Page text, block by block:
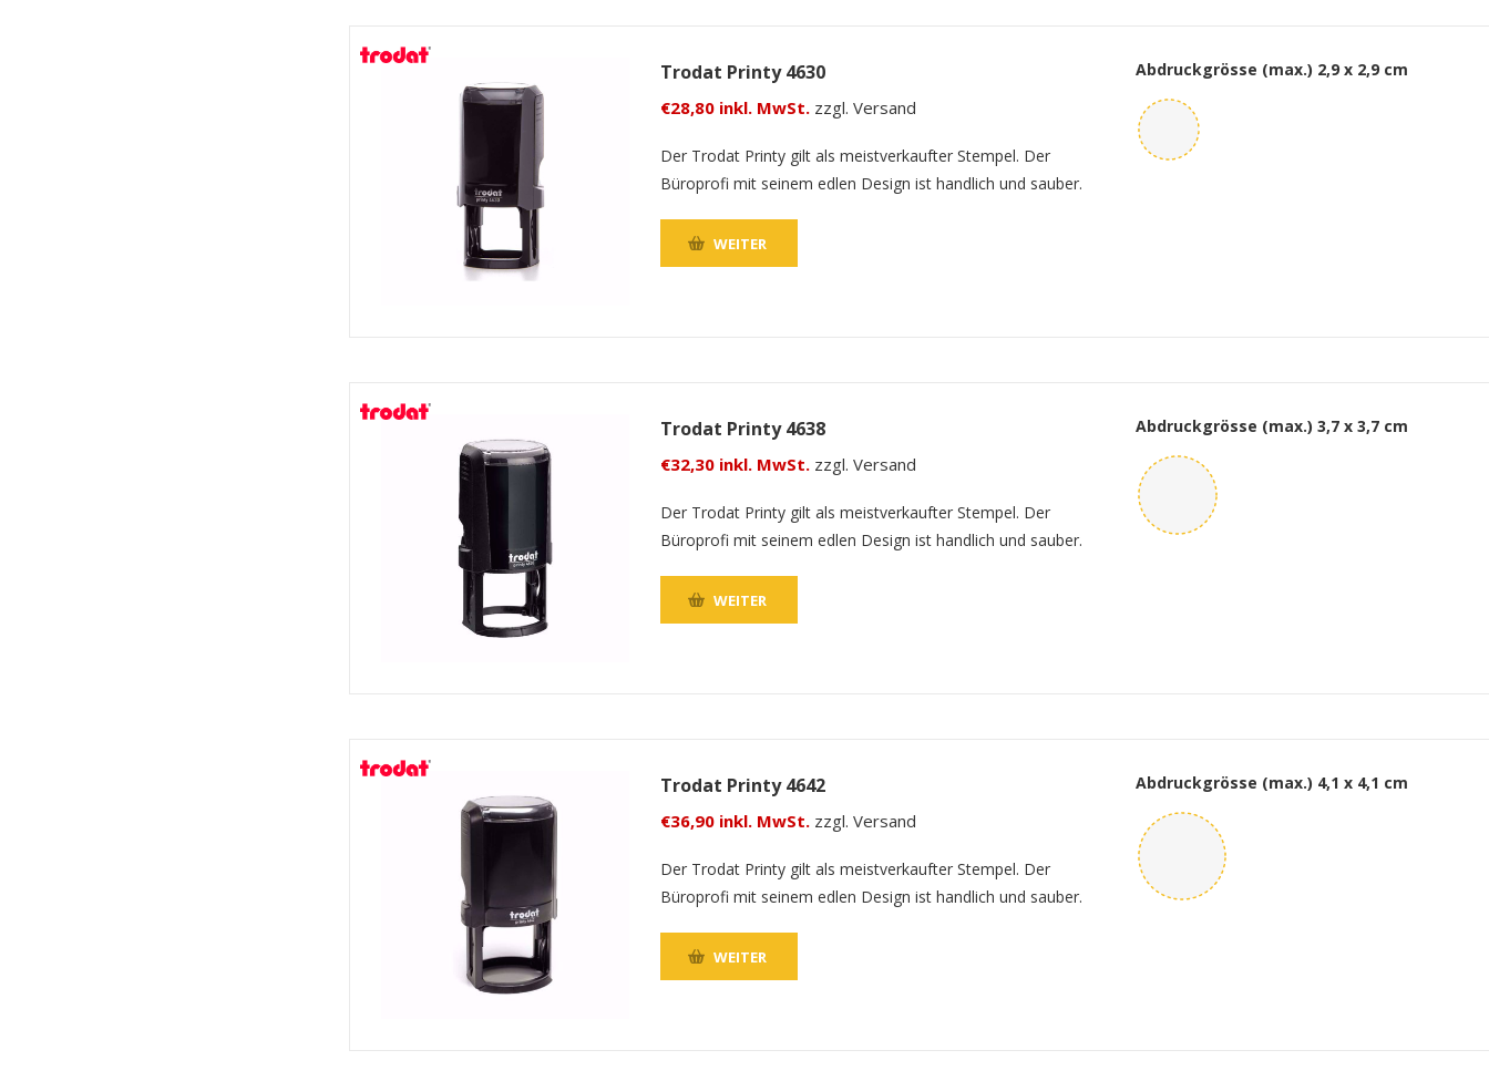
Trodat Printy 4630
€28,80 inkl. MwSt. zzgl. Versand
Der Trodat Printy gilt als meistverkaufter Stempel. Der
Büroprofi mit seinem edlen Design ist handlich und sauber.
WEITER
Abdruckgrösse (max.) 2,9 x 2,9 cm
Trodat Printy 4638
€32,30 inkl. MwSt. zzgl. Versand
Der Trodat Printy gilt als meistverkaufter Stempel. Der
Büroprofi mit seinem edlen Design ist handlich und sauber.
WEITER
Abdruckgrösse (max.) 3,7 x 3,7 cm
Trodat Printy 4642
€36,90 inkl. MwSt. zzgl. Versand
Der Trodat Printy gilt als meistverkaufter Stempel. Der
Büroprofi mit seinem edlen Design ist handlich und sauber.
WEITER
Abdruckgrösse (max.) 4,1 x 4,1 cm